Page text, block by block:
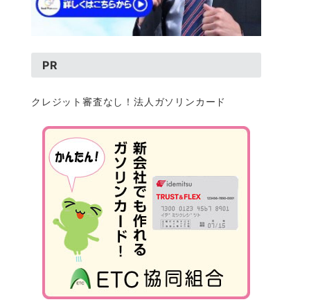
PR
クレジット審査なし！法人ガソリンカード